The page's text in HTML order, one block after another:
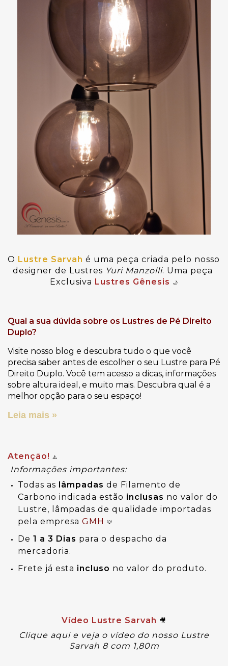
O Lustre Sarvah é uma peça criada pelo nosso
designer de Lustres Yuri Manzolli. Uma peça
Exclusiva Lustres Gênesis 🌙
Qual a sua dúvida sobre os Lustres de Pé Direito
Duplo?
Visite nosso blog e descubra tudo o que você
precisa saber antes de escolher o seu Lustre para Pé
Direito Duplo. Você tem acesso a dicas, informações
sobre altura ideal, e muito mais. Descubra qual é a
melhor opção para o seu espaço!
Leia mais »
Atenção! ⚠️
Informações importantes:
Todas as lâmpadas de Filamento de
Carbono indicada estão inclusas no valor do
Lustre, lâmpadas de qualidade importadas
pela empresa GMH 💡
De 1 a 3 Dias para o despacho da
mercadoria.
Frete já esta incluso no valor do produto.
Vídeo Lustre Sarvah 🎥
Clique aqui e veja o vídeo do nosso Lustre
Sarvah 8 com 1,80m